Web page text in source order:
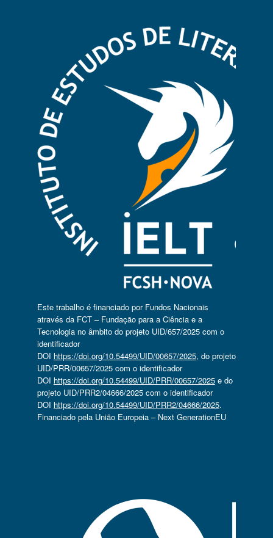
Este trabalho é financiado por Fundos Nacionais
através da FCT – Fundação para a Ciência e a
Tecnologia no âmbito do projeto UID/657/2025 com o
identificador
DOI https://doi.org/10.54499/UID/00657/2025, do projeto
UID/PRR/00657/2025 com o identificador
DOI https://doi.org/10.54499/UID/PRR/00657/2025e do
projeto UID/PRR2/04666/2025 com o identificador
DOI https://doi.org/10.54499/UID/PRR2/04666/2025.
Financiado pela União Europeia – Next GenerationEU